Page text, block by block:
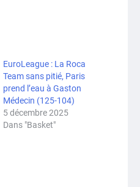
EuroLeague : La Roca
Team sans pitié, Paris
prend l’eau à Gaston
Médecin (125-104)
5 décembre 2025
Dans "Basket"